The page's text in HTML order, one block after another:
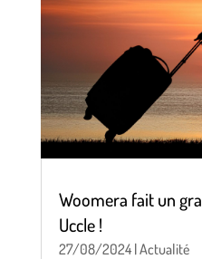
Woomera fait un
Uccle !
27/08/2024|Actualité